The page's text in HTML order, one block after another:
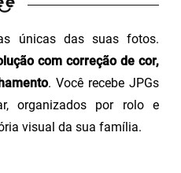
únicas das suas fotos.
com correção de cor,
. Você recebe JPGs
organizados por rolo e
visual da sua família.